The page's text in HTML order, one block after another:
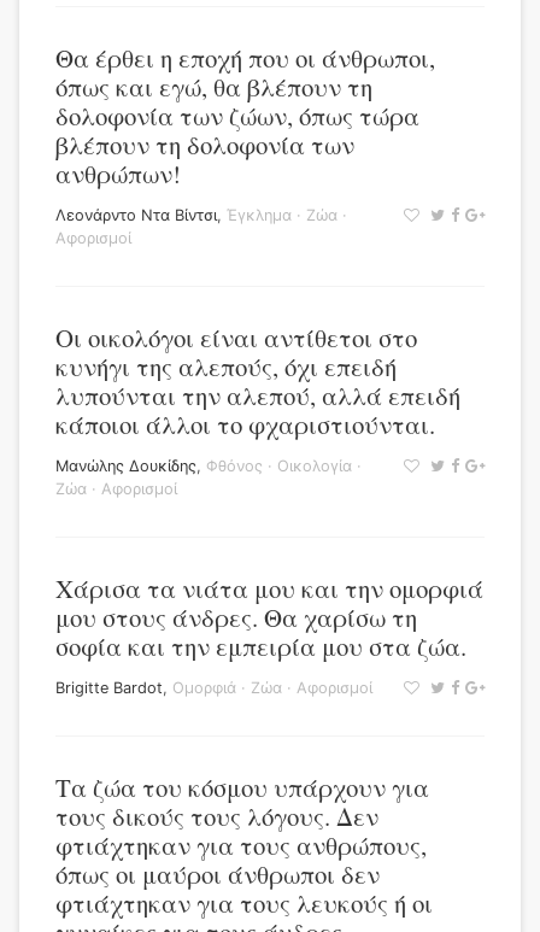
Θα έρθει η εποχή που οι άνθρωποι,
όπως και εγώ, θα βλέπουν τη
δολοφονία των ζώων, όπως τώρα
βλέπουν τη δολοφονία των
ανθρώπων!
Λεονάρντο Ντα Βίντσι, Έγκλημα · Ζώα ·
Αφορισμοί
Οι οικολόγοι είναι αντίθετοι στο
κυνήγι της αλεπούς, όχι επειδή
λυπούνται την αλεπού, αλλά επειδή
κάποιοι άλλοι το φχαριστιούνται.
Μανώλης Δουκίδης, Φθόνος · Οικολογία ·
Ζώα · Αφορισμοί
Χάρισα τα νιάτα μου και την ομορφιά
μου στους άνδρες. Θα χαρίσω τη
σοφία και την εμπειρία μου στα ζώα.
Brigitte Bardot, Ομορφιά · Ζώα · Αφορισμοί
Τα ζώα του κόσμου υπάρχουν για
τους δικούς τους λόγους. Δεν
φτιάχτηκαν για τους ανθρώπους,
όπως οι μαύροι άνθρωποι δεν
φτιάχτηκαν για τους λευκούς ή οι